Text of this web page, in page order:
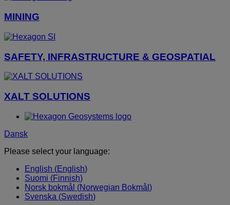
MINING
SAFETY, INFRASTRUCTURE & GEOSPATIAL
XALT SOLUTIONS
Dansk
Please select your language:
English (English)
Suomi (Finnish)
Norsk bokmål (Norwegian Bokmål )
Svenska (Swedish)